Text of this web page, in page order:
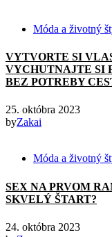
Móda a životný
VYTVORTE SI
VYCHUTNAJTE SI
BEZ POTREBY
25. októbra 2023
byZakai
Móda a životný
SEX NA PRVOM
SKVELÝ ŠTART?
24. októbra 2023